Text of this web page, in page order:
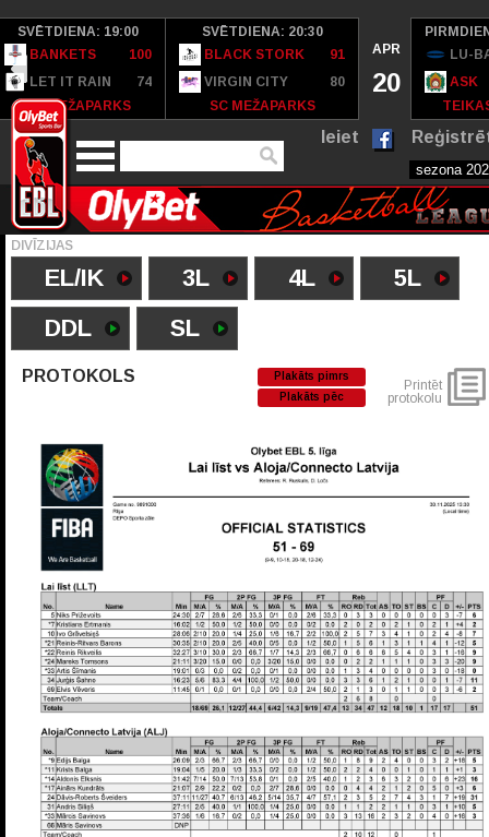
SVĒTDIENA: 19:00
BANKETS
100
LET IT RAIN
74
SC MEŽAPARKS
SVĒTDIENA: 20:30
BLACK STORK
91
VIRGIN CITY
80
SC MEŽAPARKS
APR
20
LU-
ASK
Ieiet
DIVĪZIJAS
EL/IK 3L 4L
5L
DDL
SL
PROTOKOLS
Plakāts pimrs
Plakāts pēc
Printēt
protokolu